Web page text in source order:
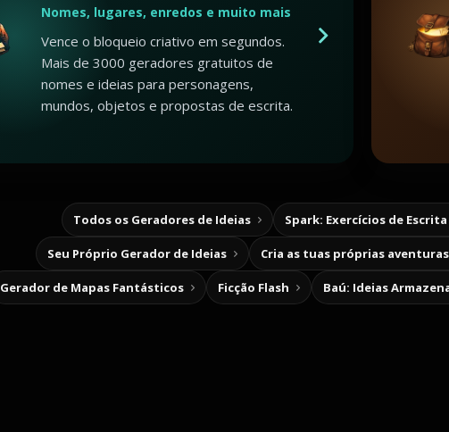
Nomes, lugares, enredos e muito mais
Vence o bloqueio criativo em segundos.
Mais de 3000 geradores gratuitos de
nomes e ideias para personagens,
mundos, objetos e propostas de escrita.
Todos os Geradores de Ideias Spark: Exercícios de Escrita
Seu Próprio Gerador de Ideias
Gerador de Mapas Fantásticos Ficção Flash Baú: Ideias